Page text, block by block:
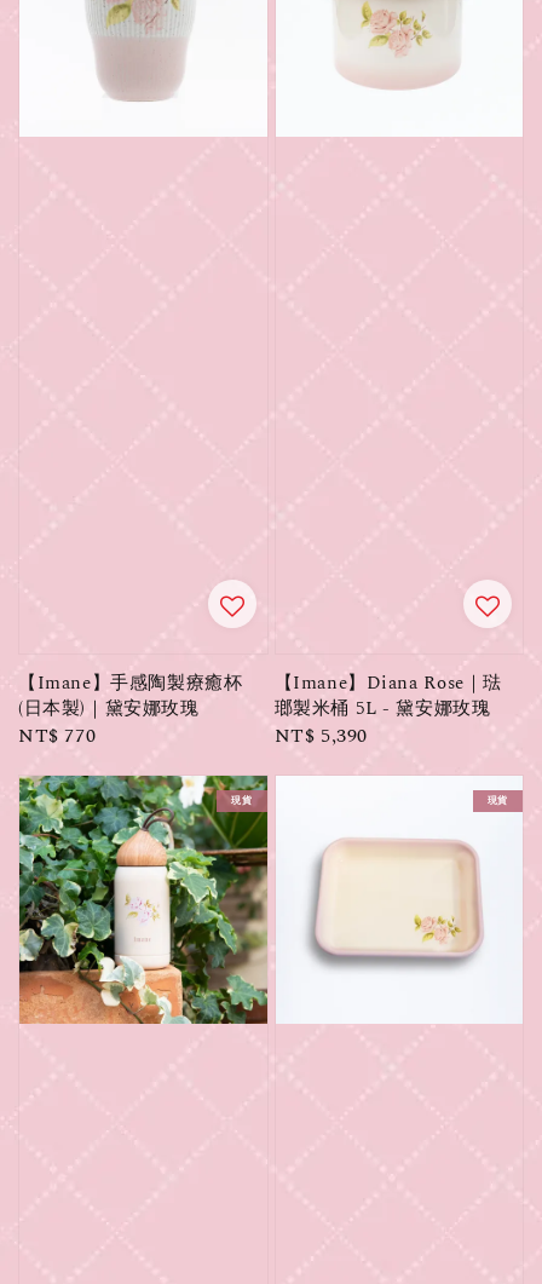
【Imane】手感陶製療癒杯
(日本製)｜黛安娜玫瑰
Regular
NT$ 770
【Imane】Diana Rose｜琺
瑯製米桶 5L - 黛安娜玫瑰
Regular
NT$ 5,390
現貨 現貨